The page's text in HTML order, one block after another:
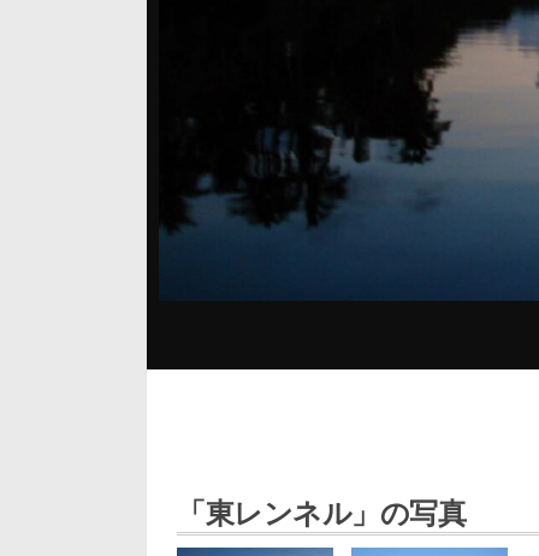
「東レンネル」の写真